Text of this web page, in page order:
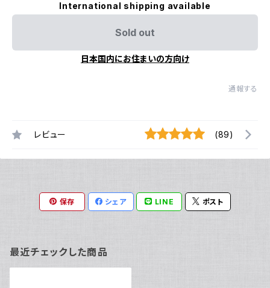
International shipping available
Sold out
日本国内にお住まいの方向け
通報する
レビュー (89)
保存 シェア LINE ポスト
最近チェックした商品